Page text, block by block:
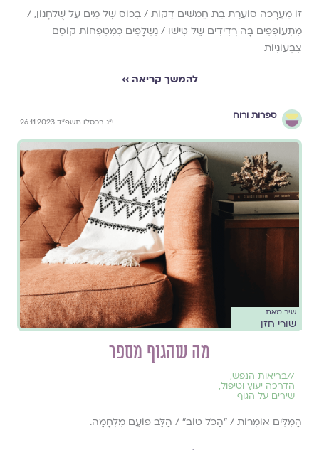
זוֹ מַעֲרָָכה סוֹעֶרֶת בַּת חֲמִשִּׁים דַּקּוֹת / בְּכוֹס שֶׁל מַיִם עַל שֻׁלחָנוֹן, /
מִתְעוֹפְפִים בָּהּ רְדִידִים שֵל טִישׁוּ / נִשְלָפִים כְּמִטְפְחוֹת קוֹסֵם
צִבְעוֹנִיוֹת
להמשך קריאה ››
ספרות ורוח
י״ג בכסלו תשפ״ד 26.11.2023
שיר מאת
שורי חזן
מה שהגוף מספר
//בריאות הנפש,
הדרכה יעוץ וטיפול,
שירים על הגוף
הַמִּלִּים אוֹמְרוֹת / "הַכֹּׁל טוֹב" / הַלֵּב פּוֹעֵם מִלְחָמָה.